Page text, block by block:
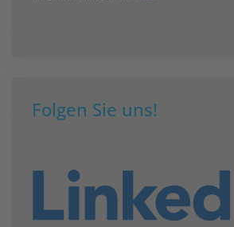
Folgen Sie uns!